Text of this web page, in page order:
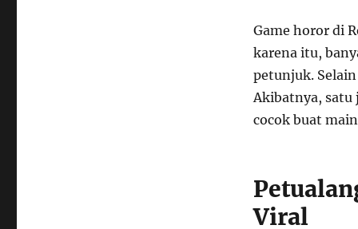
Game horor di
karena itu,
petunjuk.
Akibatnya, satu
cocok buat
Viral